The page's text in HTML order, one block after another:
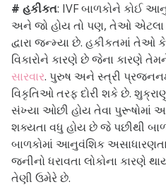
# હકીકત: IVF બાળકોને કોઈ
અને જો હોય તો પણ, તેઓ એટલા
દ્વારા જન્મ્યા છે. હકીકતમાં તેઓ
વિકારોને કારણે છે જેના કારણે
સારવાર. પુરુષ અને સ્ત્રી
વિકૃતિઓ તરફ દોરી શકે છે.
સંખ્યા ઓછી હોય તેવા પુરૂષોમાં
શક્યતા વધુ હોય છે જે પછીથી
બાળકોમાં આનુવંશિક
જનીનો ધરાવતા લોકોના કારણે
તેણી ઉમેરે છે.